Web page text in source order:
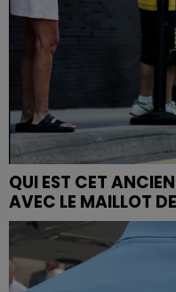
QUI EST CET
AVEC LE MAILLOT